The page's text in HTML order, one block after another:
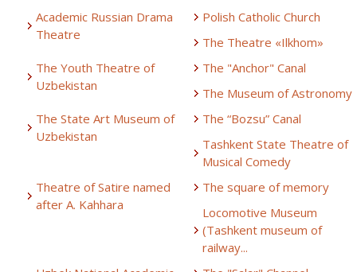
Academic Russian Drama
Theatre
Polish Catholic Church
The Theatre «Ilkhom»
The Youth Theatre of
Uzbekistan
The "Anchor" Canal
The Museum of Astronomy
The State Art Museum of
Uzbekistan
The “Bozsu” Canal
Tashkent State Theatre of
Musical Comedy
Theatre of Satire named
after A. Kahhara
The square of memory
Locomotive Museum
(Tashkent museum of
railway...